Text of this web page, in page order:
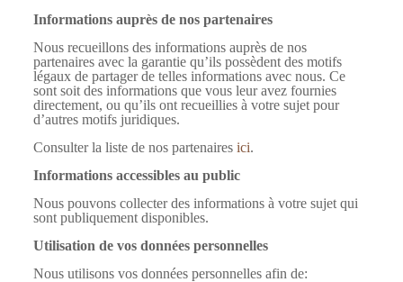
Informations auprès de nos partenaires
Nous recueillons des informations auprès de nos
partenaires avec la garantie qu’ils possèdent des motifs
légaux de partager de telles informations avec nous. Ce
sont soit des informations que vous leur avez fournies
directement, ou qu’ils ont recueillies à votre sujet pour
d’autres motifs juridiques.
Consulter la liste de nos partenaires ici.
Informations accessibles au public
Nous pouvons collecter des informations à votre sujet qui
sont publiquement disponibles.
Utilisation de vos données personnelles
Nous utilisons vos données personnelles afin de: